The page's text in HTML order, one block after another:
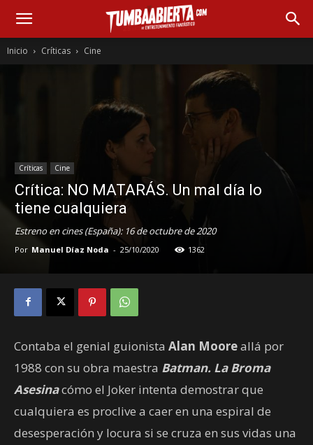
Inicio Críticas Cine
Críticas Cine
Crítica: NO MATARÁS. Un mal día lo
tiene cualquiera
Estreno en cines (España): 16 de octubre de 2020
Por Manuel Díaz Noda - 25/10/2020 1362
Contaba el genial guionista Alan Mooreallá por
1988 con su obra maestra Batman. La Broma
Asesinacómo el Joker intenta demostrar que
cualquiera es proclive a caer en una espiral de
desesperación y locura si se cruza en sus vidas una